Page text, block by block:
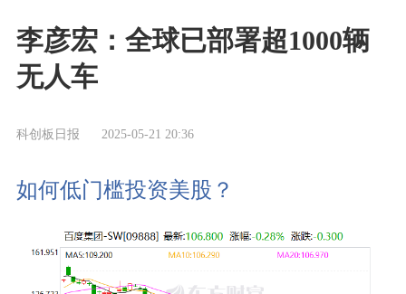
李彦宏：全球已部署超1000辆
无人车
科创板日报 2025-05-21 20:36
如何低门槛投资美股？